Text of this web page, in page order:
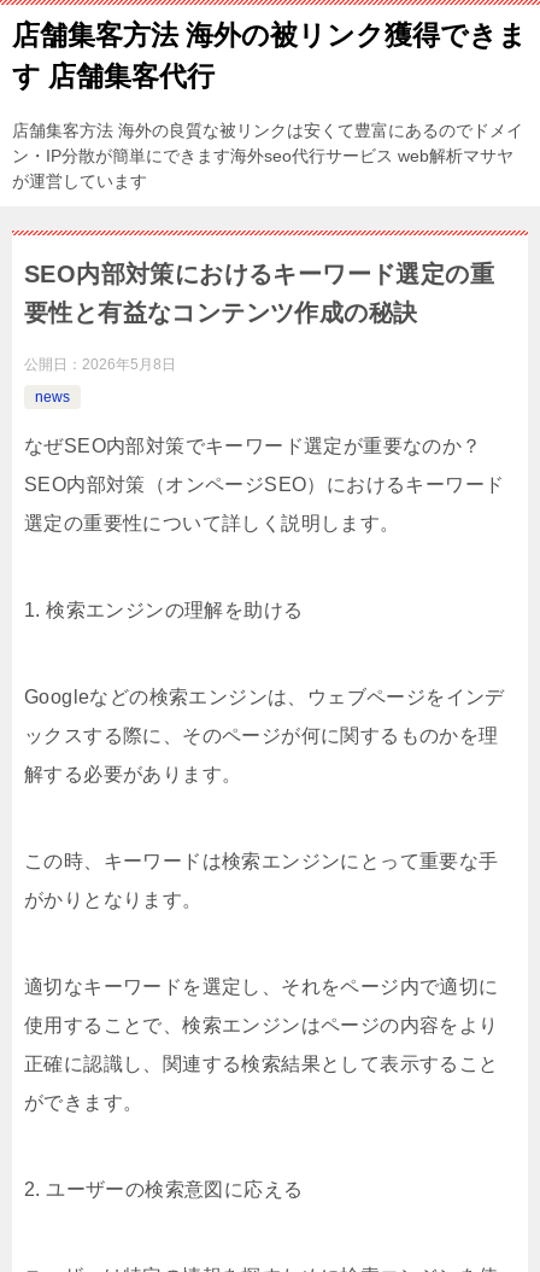
店舗集客方法 海外の被リンク獲得できま
す 店舗集客代行
店舗集客方法 海外の良質な被リンクは安くて豊富にあるのでドメイ
ン・IP分散が簡単にできます海外seo代行サービス web解析マサヤ
が運営しています
SEO内部対策におけるキーワード選定の重
要性と有益なコンテンツ作成の秘訣
公開日： 2026年5月8日
news
なぜSEO内部対策でキーワード選定が重要なのか？
SEO内部対策（オンページSEO）におけるキーワード
選定の重要性について詳しく説明します。
1. 検索エンジンの理解を助ける
Googleなどの検索エンジンは、ウェブページをインデ
ックスする際に、そのページが何に関するものかを理
解する必要があります。
この時、キーワードは検索エンジンにとって重要な手
がかりとなります。
適切なキーワードを選定し、それをページ内で適切に
使用することで、検索エンジンはページの内容をより
正確に認識し、関連する検索結果として表示すること
ができます。
2. ユーザーの検索意図に応える